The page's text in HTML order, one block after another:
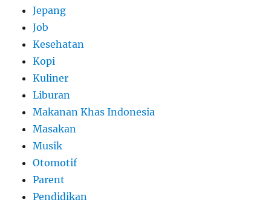
Jepang
Job
Kesehatan
Kopi
Kuliner
Liburan
Makanan Khas Indonesia
Masakan
Musik
Otomotif
Parent
Pendidikan